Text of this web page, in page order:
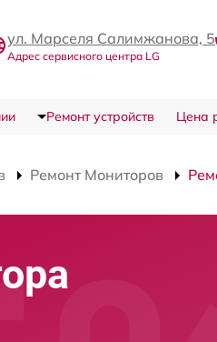
ул. Марселя Салимжанова, 5
Адрес сервисного центра LG
Ремонт устройств Цена
Ремонт Мониторов